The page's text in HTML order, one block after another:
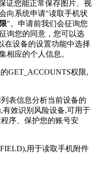
保证您能正常保存图片、视
向系统申请"读取手机状
"。申请前我们会征询您
询您的同意，您可以选
在设备的设置功能中选择
相应的个人信息。
GET_ACCOUNTS权限,
表信息分析当前设备的
有效识别风险设备,可用于
序、保护您的账号安
用于读取手机附件